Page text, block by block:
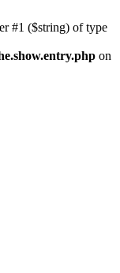
#1 ($string) of type
on